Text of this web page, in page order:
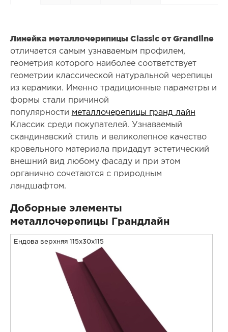
Линейка металлочерипицы Classic от Grandline
отличается самым узнаваемым профилем,
геометрия которого наиболее соответствует
геометрии классической натуральной черепицы
из керамики. Именно традиционные параметры и
формы стали причиной
популярности металлочерепицы гранд лайн
Классик среди покупателей. Узнаваемый
скандинавский стиль и великолепное качество
кровельного материала придадут эстетический
внешний вид любому фасаду и при этом
органично сочетаются с природным
ландшафтом.
Доборные элементы
металлочерепицы Грандлайн
Ендова верхняя 115x30x115